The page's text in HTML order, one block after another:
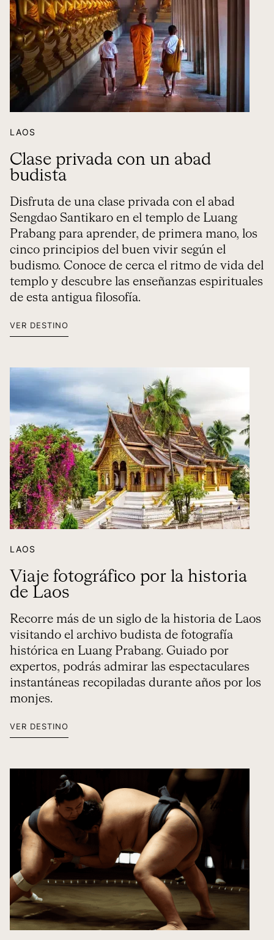
LAOS
Clase privada con un abad
budista
Disfruta de una clase privada con el abad
Sengdao Santikaro en el templo de Luang
Prabang para aprender, de primera mano, los
cinco principios del buen vivir según el
budismo. Conoce de cerca el ritmo de vida del
templo y descubre las enseñanzas espirituales
de esta antigua filosofía.
VER DESTINO
LAOS
Viaje fotográfico por la historia
de Laos
Recorre más de un siglo de la historia de Laos
visitando el archivo budista de fotografía
histórica en Luang Prabang. Guiado por
expertos, podrás admirar las espectaculares
instantáneas recopiladas durante años por los
monjes.
VER DESTINO